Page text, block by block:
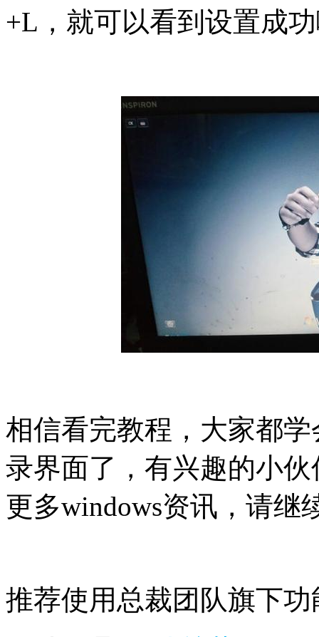
+L，就可以看到设置成
相信看完教程，大家都
录界面了，有兴趣的小
更多windows资讯，请继
推荐使用总裁团队旗下